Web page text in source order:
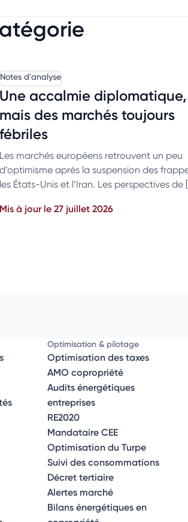
Notes d'analyse
accalmie diplomatique,
des marchés toujours
marchés européens retrouvent un peu
après la suspension des
États-Unis et l’Iran. Les perspectives de
à jour le 27 juillet 2026
Optimisation & pilotage
Optimisation des taxes
AMO copropriété
Audits énergétiques
entreprises
RE2020
Mandataire CEE
Optimisation du Turpe
Suivi des consommations
Décret tertiaire
Alertes marché
Bilans énergétiques en